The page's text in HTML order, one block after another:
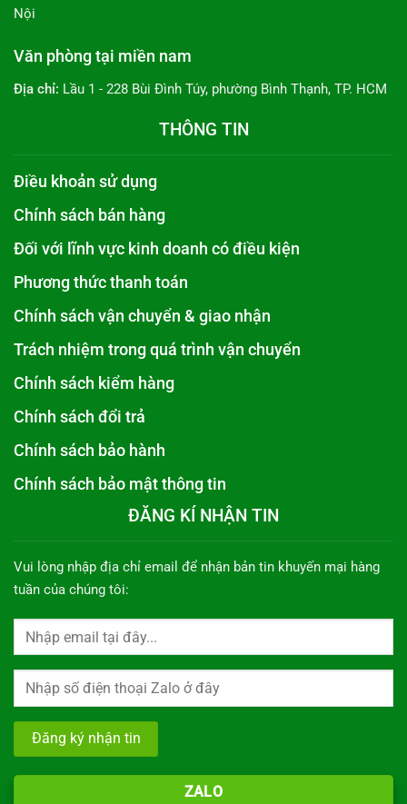
Nội
Văn phòng tại miền nam
Địa chỉ: Lầu 1 - 228 Bùi Đình Túy, phường Bình Thạnh, TP. HCM
THÔNG TIN
Điều khoản sử dụng
Chính sách bán hàng
Đối với lĩnh vực kinh doanh có điều kiện
Phương thức thanh toán
Chính sách vận chuyển & giao nhận
Trách nhiệm trong quá trình vận chuyển
Chính sách kiểm hàng
Chính sách đổi trả
Chính sách bảo hành
Chính sách bảo mật thông tin
ĐĂNG KÍ NHẬN TIN
Vui lòng nhập địa chỉ email để nhận bản tin khuyến mại hàng
tuần của chúng tôi:
ZALO